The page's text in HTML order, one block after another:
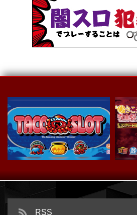
スマスロ タコスロ
RSS